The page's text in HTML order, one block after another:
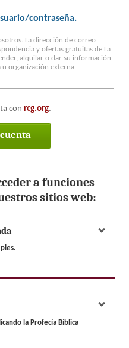
contraseña.
La dirección de correo
y ofertas gratuitas de La
alquilar o dar su información
organización externa.
conrcg.org.
a funciones
sitios web:
la Profecía Bíblica